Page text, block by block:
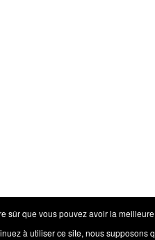
sûr que vous pouvez avoir la meilleure
à utiliser ce site, nous supposons